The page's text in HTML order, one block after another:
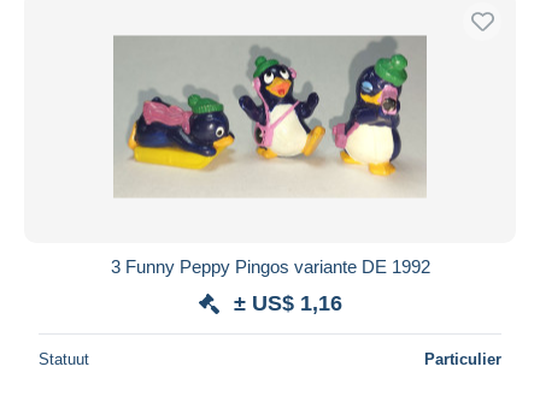
3 Funny Peppy Pingos variante DE 1992
± US$ 1,16
Statuut Particulier